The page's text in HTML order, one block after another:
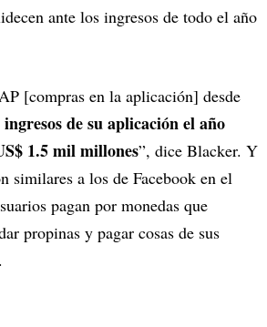
ante los ingresos de todo el año
[compras en la aplicación] desde
ingresos de su aplicación el año
1.5 mil millones”, dice Blacker. Y
similares a los de Facebook en el
pagan por monedas que
propinas y pagar cosas de sus